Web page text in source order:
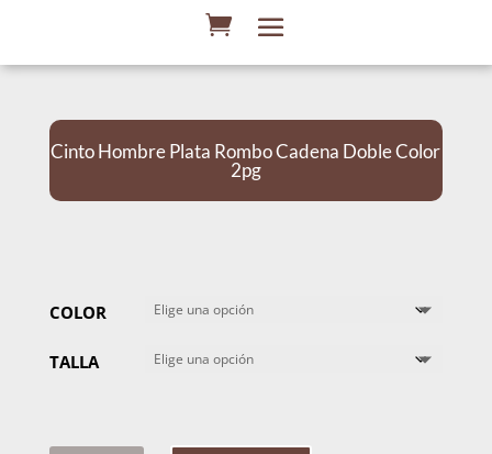
Cinto Hombre Plata Rombo Cadena Doble Color
2pg
COLOR
TALLA